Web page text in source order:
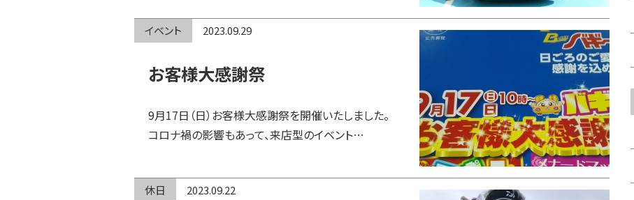
イベント 2023.09.29
お客様大感謝祭
9月17日（日）お客様大感謝祭を開催いたしました。
コロナ禍の影響もあって、来店型のイベント…
休日 2023.09.22